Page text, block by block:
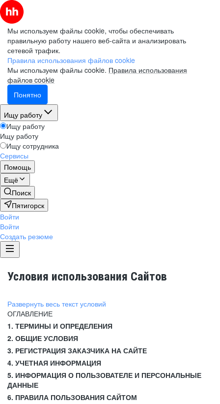
Мы используем файлы cookie, чтобы обеспечивать
правильную работу нашего веб-сайта и анализировать
сетевой трафик.
Правила использования файлов cookie
Мы используем файлы cookie. Правила использования
файлов cookie
Понятно
Ищу работу
Ищу работу
Ищу работу
Ищу сотрудника
Сервисы
Помощь
Ещё
Поиск
Пятигорск
Войти
Войти
Создать резюме
Условия использования Сайтов
Развернуть весь текст условий
ОГЛАВЛЕНИЕ
1. ТЕРМИНЫ И ОПРЕДЕЛЕНИЯ
2. ОБЩИЕ УСЛОВИЯ
3. РЕГИСТРАЦИЯ ЗАКАЗЧИКА НА САЙТЕ
4. УЧЕТНАЯ ИНФОРМАЦИЯ
5. ИНФОРМАЦИЯ О ПОЛЬЗОВАТЕЛЕ И ПЕРСОНАЛЬНЫЕ
ДАННЫЕ
6. ПРАВИЛА ПОЛЬЗОВАНИЯ САЙТОМ